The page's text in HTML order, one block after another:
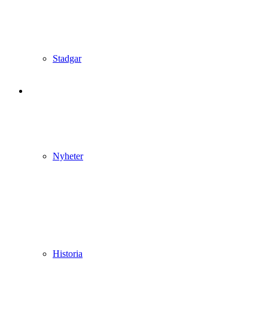
Stadgar
Nyheter
Historia